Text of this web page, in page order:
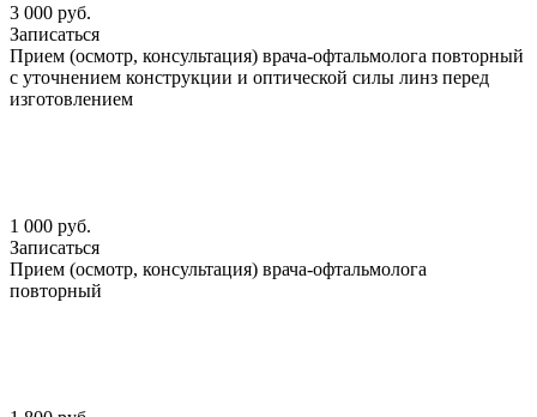
3 000 руб.
Записаться
Прием (осмотр, консультация) врача-офтальмолога повторный
с уточнением конструкции и оптической силы линз перед
изготовлением
1 000 руб.
Записаться
Прием (осмотр, консультация) врача-офтальмолога
повторный